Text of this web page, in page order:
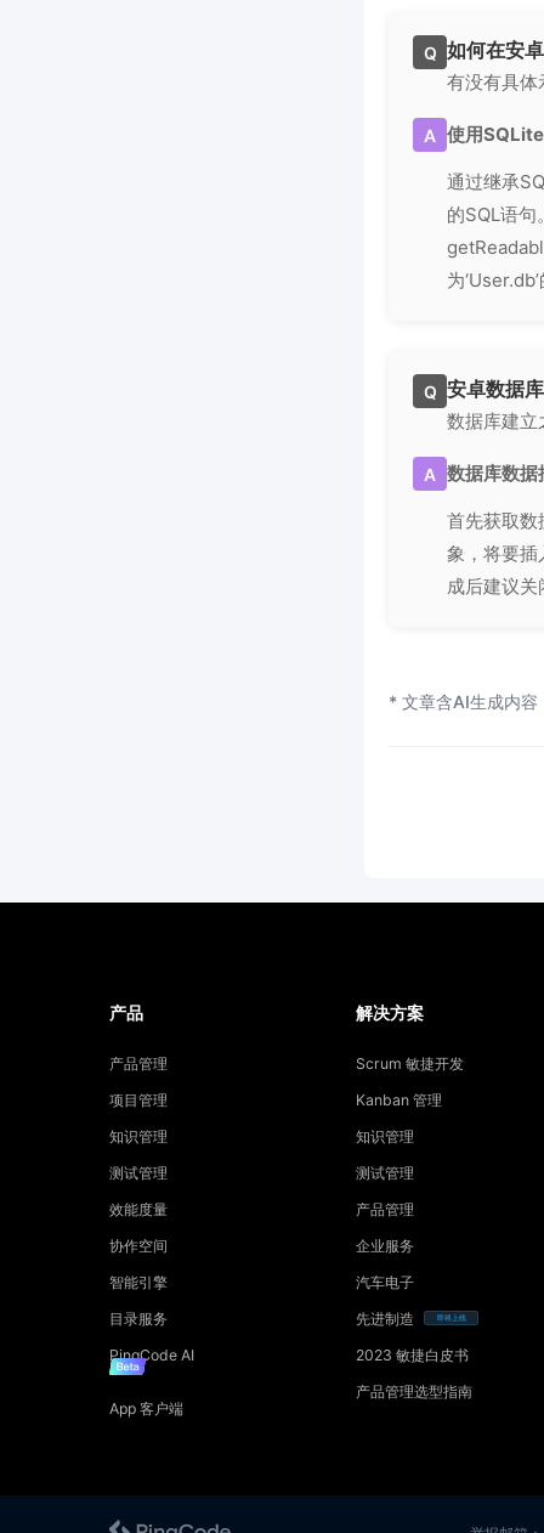
Q 如何在安
有没有具
A 使用
通过继承
的SQL语
为
Q 安卓数据
数据库建立
A 数据库数据
首先获取
象，将要
成后建议
* 文章含AI生成内容
产品
产品管理
项目管理
知识管理
测试管理
效能度量
协作空间
智能引擎
目录服务
PingCode AI
App 客户端
解决方案
Scrum 敏捷开发
Kanban 管理
知识管理
测试管理
产品管理
企业服务
汽车电子
先进制造
即将上线
2023 敏捷白皮书
产品管理选型指南